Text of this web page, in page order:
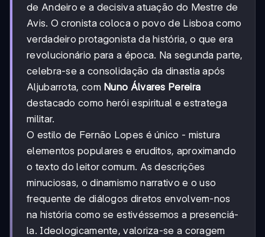
de Andeiro e a decisiva atuação do Mestre de
Avis. O cronista coloca o povo de Lisboa como
verdadeiro protagonista da história, o que era
revolucionário para a época. Na segunda parte,
celebra-se a consolidação da dinastia após
Aljubarrota, com Nuno Álvares Pereira
destacado como herói espiritual e estratega
militar.
O estilo de Fernão Lopes é único - mistura
elementos populares e eruditos, aproximando
o texto do leitor comum. As descrições
minuciosas, o dinamismo narrativo e o uso
frequente de diálogos diretos envolvem-nos
na história como se estivéssemos a presenciá-
la. Ideologicamente, valoriza-se a coragem